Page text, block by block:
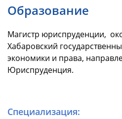
Образование
Магистр юриспруденции,
Хабаровский
экономики и права,
Юриспруденция.
Специализация: